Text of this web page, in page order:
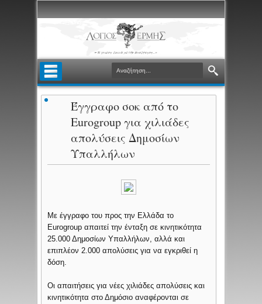
Έγγραφο σοκ από το
Eurogroup για χιλιάδες
απολύσεις Δημοσίων
Υπαλλήλων
Με έγγραφο του προς την Ελλάδα το
Eurogroup απαιτεί την ένταξη σε κινητικότητα
25.000 Δημοσίων Υπαλλήλων, αλλά και
επιπλέον 2.000 απολύσεις για να εγκριθεί η
δόση.
Οι απαιτήσεις για νέες χιλιάδες απολύσεις και
κινητικότητα στο Δημόσιο αναφέρονται σε